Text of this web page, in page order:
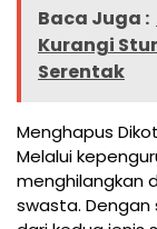
Baca Juga :
Kurangi
Serentak
Menghapus
Melalui
menghilangkan
swasta.